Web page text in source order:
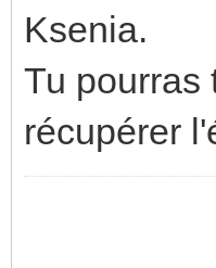
Ksenia.
Tu pourras
récupérer